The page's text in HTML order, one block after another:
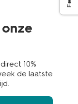
10%
de laatste